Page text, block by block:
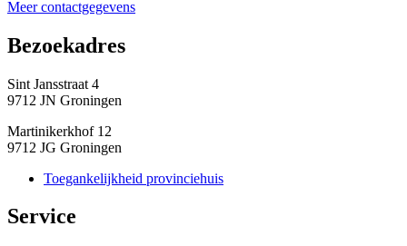
Meer contactgegevens
Bezoekadres
Sint Jansstraat 4
9712 JN Groningen
Martinikerkhof 12
9712 JG Groningen
Toegankelijkheid provinciehuis
Service